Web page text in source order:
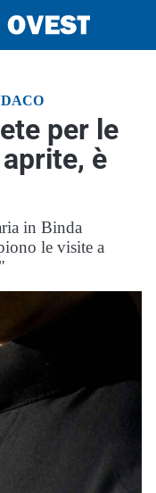
per le
è
in Binda
le visite a